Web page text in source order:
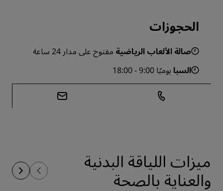
الحجوزات
صالة الألعاب الرياضية مفتوح على مدار 24 ساعة
السبا يوميًا 9:00 - 18:00
ميزات اللياقة البدنية
والعناية بالصحة